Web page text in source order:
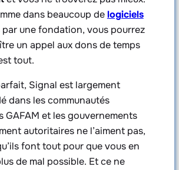
dans beaucoup delogiciels
une fondation, vous pourrez
un appel aux dons de temps
tout.
Signal est largement
dans les communautés
GAFAM et les gouvernements
autoritaires ne l’aiment pas,
font tout pour que vous en
de mal possible. Et ce ne